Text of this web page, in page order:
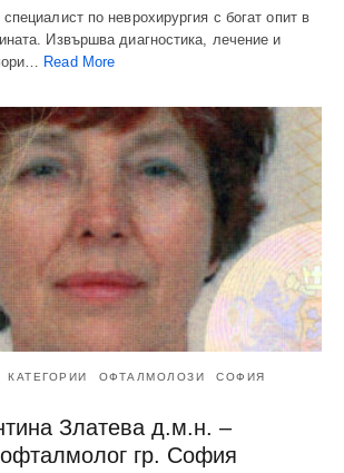
по неврохирургия с богат опит в
Извършва диагностика, лечение и
Read More
КАТЕГОРИИ ОФТАЛМОЛОЗИ СОФИЯ
Златева д.м.н. –
гр. София